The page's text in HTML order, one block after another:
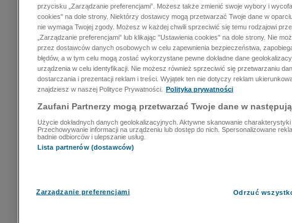
przycisku „Zarządzanie preferencjami”. Możesz także zmienić swoje wybory i
cookies" na dole strony. Niektórzy dostawcy mogą przetwarzać Twoje dane w
nie wymaga Twojej zgody. Możesz w każdej chwili sprzeciwić się temu rodzajowi
„Zarządzanie preferencjami” lub klikając "Ustawienia cookies" na dole strony. Nie
przez dostawców danych osobowych w celu zapewnienia bezpieczeństwa,
błędów, a w tym celu mogą zostać wykorzystane pewne dokładne dane
urządzenia w celu identyfikacji. Nie możesz również sprzeciwić się przetwarzaniu
dostarczania i prezentacji reklam i treści. Wyjątek ten nie dotyczy reklam
znajdziesz w naszej Polityce Prywatności.
Polityka prywatności
Zaufani Partnerzy mogą przetwarzać Twoje dane w
Użycie dokładnych danych geolokalizacyjnych. Aktywne skanowanie
Przechowywanie informacji na urządzeniu lub dostęp do nich. Spersonalizowane
badnie odbiorców i ulepszanie usług.
Lista partnerów (dostawców)
Zarządzanie preferencjami Odrzuć